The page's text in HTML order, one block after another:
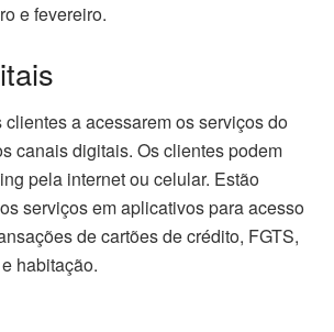
e fevereiro.
a acessarem os serviços do
canais digitais. Os clientes podem
pela internet ou celular. Estão
serviços em aplicativos para acesso
de cartões de crédito, FGTS,
habitação.